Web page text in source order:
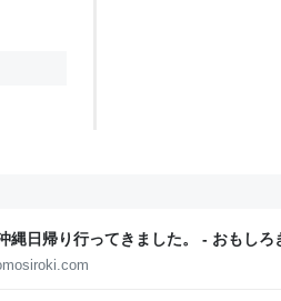
縄日帰り行ってきました。 - おもしろ